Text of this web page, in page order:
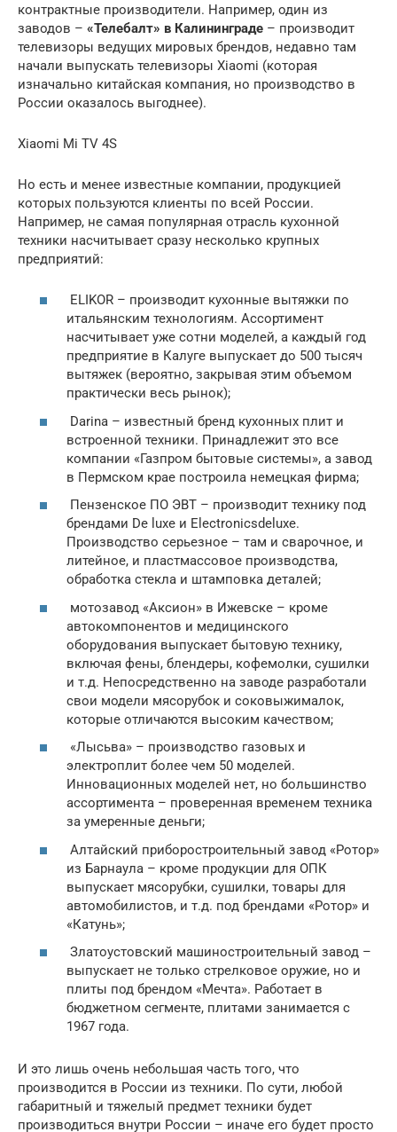
контрактные производители. Например, один из
заводов – «Телебалт» в Калининграде – производит
телевизоры ведущих мировых брендов, недавно там
начали выпускать телевизоры Xiaomi (которая
изначально китайская компания, но производство в
России оказалось выгоднее).
Xiaomi Mi TV 4S
Но есть и менее известные компании, продукцией
которых пользуются клиенты по всей России.
Например, не самая популярная отрасль кухонной
техники насчитывает сразу несколько крупных
предприятий:
ELIKOR – производит кухонные вытяжки по
итальянским технологиям. Ассортимент
насчитывает уже сотни моделей, а каждый год
предприятие в Калуге выпускает до 500 тысяч
вытяжек (вероятно, закрывая этим объемом
практически весь рынок);
Darina – известный бренд кухонных плит и
встроенной техники. Принадлежит это все
компании «Газпром бытовые системы», а завод
в Пермском крае построила немецкая фирма;
Пензенское ПО ЭВТ – производит технику под
брендами De luxe и Electronicsdeluxe.
Производство серьезное – там и сварочное, и
литейное, и пластмассовое производства,
обработка стекла и штамповка деталей;
мотозавод «Аксион» в Ижевске – кроме
автокомпонентов и медицинского
оборудования выпускает бытовую технику,
включая фены, блендеры, кофемолки, сушилки
и т.д. Непосредственно на заводе разработали
свои модели мясорубок и соковыжималок,
которые отличаются высоким качеством;
«Лысьва» – производство газовых и
электроплит более чем 50 моделей.
Инновационных моделей нет, но большинство
ассортимента – проверенная временем техника
за умеренные деньги;
Алтайский приборостроительный завод «Ротор»
из Барнаула – кроме продукции для ОПК
выпускает мясорубки, сушилки, товары для
автомобилистов, и т.д. под брендами «Ротор» и
«Катунь»;
Златоустовский машиностроительный завод –
выпускает не только стрелковое оружие, но и
плиты под брендом «Мечта». Работает в
бюджетном сегменте, плитами занимается с
1967 года.
И это лишь очень небольшая часть того, что
производится в России из техники. По сути, любой
габаритный и тяжелый предмет техники будет
производиться внутри России – иначе его будет просто